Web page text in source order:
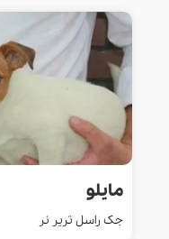
مایلو
جک راسل تریر نر